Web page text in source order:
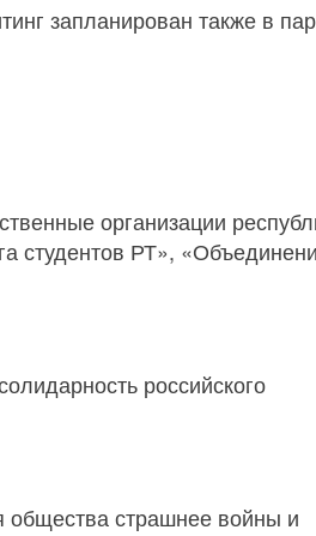
запланирован также в
организации
студентов РТ»,
российского
общества страшнее войны и